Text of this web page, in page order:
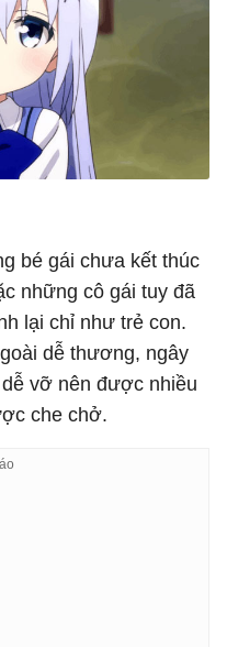
bé gái chưa kết thúc
những cô gái tuy đã
lại chỉ như trẻ con.
dễ thương, ngây
vỡ nên được nhiều
che chở.